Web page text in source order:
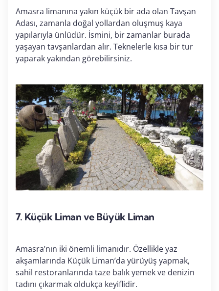
Amasra limanına yakın küçük bir ada olan Tavşan
Adası, zamanla doğal yollardan oluşmuş kaya
yapılarıyla ünlüdür. İsmini, bir zamanlar burada
yaşayan tavşanlardan alır. Teknelerle kısa bir tur
yaparak yakından görebilirsiniz.
7. Küçük Liman ve Büyük Liman
Amasra’nın iki önemli limanıdır. Özellikle yaz
akşamlarında Küçük Liman’da yürüyüş yapmak,
sahil restoranlarında taze balık yemek ve denizin
tadını çıkarmak oldukça keyiflidir.